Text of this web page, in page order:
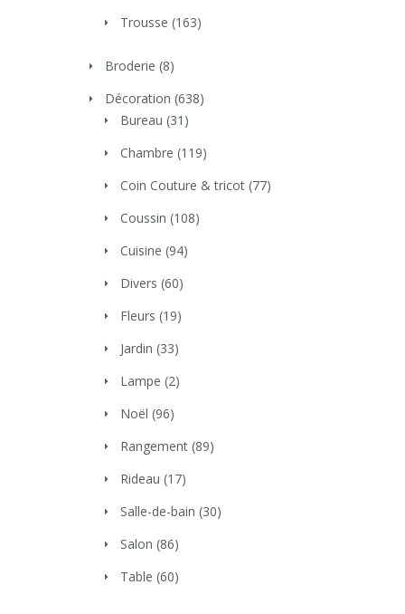
Trousse (163)
Broderie (8)
Décoration (638)
Bureau (31)
Chambre (119)
Coin Couture & tricot (77)
Coussin (108)
Cuisine (94)
Divers (60)
Fleurs (19)
Jardin (33)
Lampe (2)
Noël (96)
Rangement (89)
Rideau (17)
Salle-de-bain (30)
Salon (86)
Table (60)